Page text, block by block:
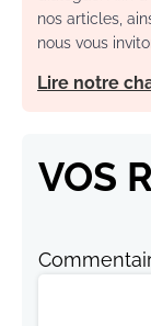
nos articles,
nous vous
Lire notre
VOS